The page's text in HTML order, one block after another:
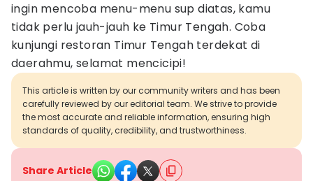
ingin mencoba menu-menu sup diatas, kamu
tidak perlu jauh-jauh ke Timur Tengah. Coba
kunjungi restoran Timur Tengah terdekat di
daerahmu, selamat mencicipi!
This article is written by our community writers and has been
carefully reviewed by our editorial team. We strive to provide
the most accurate and reliable information, ensuring high
standards of quality, credibility, and trustworthiness.
Share Article